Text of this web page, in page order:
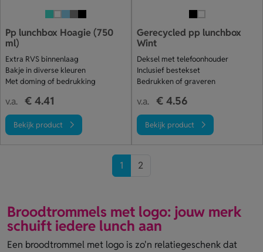
Pp lunchbox Hoagie (750
ml)
Extra RVS binnenlaag
Bakje in diverse kleuren
Met doming of bedrukking
v.a. € 4.41
Bekijk product
Gerecycled pp lunchbox
Wint
Deksel met telefoonhouder
Inclusief bestekset
Bedrukken of graveren
v.a. € 4.56
Bekijk product
1 2
Broodtrommels met logo: jouw merk
schuift iedere lunch aan
Een broodtrommel met logo is zo'n relatiegeschenk dat